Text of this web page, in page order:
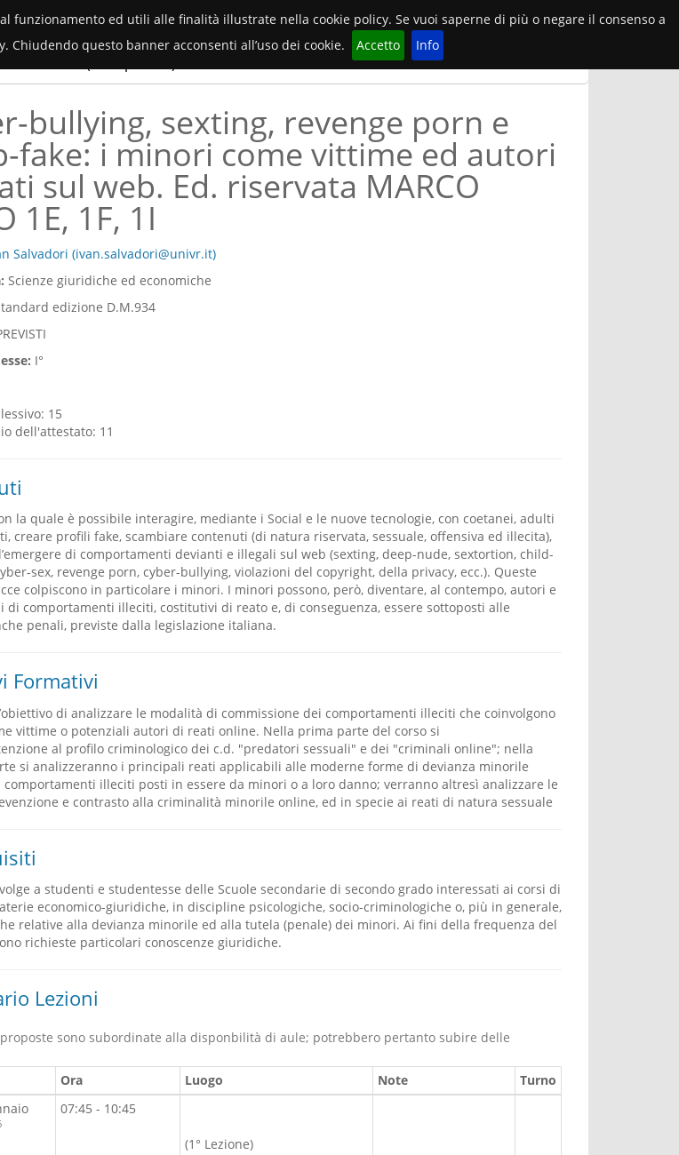
ed utili alle finalità illustrate nella cookie policy. Se vuoi saperne di più o negare il consenso a
Chiudendo questo banner acconsenti all’uso dei cookie.
Accetto Info
di Verona (piattaforma multi progetto)
Contatti Servizi
bullying, sexting, revenge porn e
fake: i minori come vittime ed autori
sul web. Ed. riservata MARCO
1E, 1F, 1I
Salvadori (ivan.salvadori@univr.it)
Scienze giuridiche ed economiche
edizione D.M.934
I°
15
dell'attestato: 11
la quale è possibile interagire, mediante i Social e le nuove tecnologie, con coetanei, adulti
creare profili fake, scambiare contenuti (di natura riservata, sessuale, offensiva ed illecita),
di comportamenti devianti e illegali sul web (sexting, deep-nude, sextortion, child-
sex, revenge porn, cyber-bullying, violazioni del copyright, della privacy, ecc.). Queste
colpiscono in particolare i minori. I minori possono, però, diventare, al contempo, autori e
di comportamenti illeciti, costitutivi di reato e, di conseguenza, essere sottoposti alle
penali, previste dalla legislazione italiana.
Formativi
di analizzare le modalità di commissione dei comportamenti illeciti che coinvolgono
vittime o potenziali autori di reati online. Nella prima parte del corso si
al profilo criminologico dei c.d. "predatori sessuali" e dei "criminali online"; nella
si analizzeranno i principali reati applicabili alle moderne forme di devianza minorile
comportamenti illeciti posti in essere da minori o a loro danno; verranno altresì analizzare le
e contrasto alla criminalità minorile online, ed in specie ai reati di natura sessuale
a studenti e studentesse delle Scuole secondarie di secondo grado interessati ai corsi di
economico-giuridiche, in discipline psicologiche, socio-criminologiche o, più in generale,
relative alla devianza minorile ed alla tutela (penale) dei minori. Ai fini della frequenza del
richieste particolari conoscenze giuridiche.
Lezioni
sono subordinate alla disponbilità di aule; potrebbero pertanto subire delle
Ora Luogo Note Turno
07:45 - 10:45
(1° Lezione)